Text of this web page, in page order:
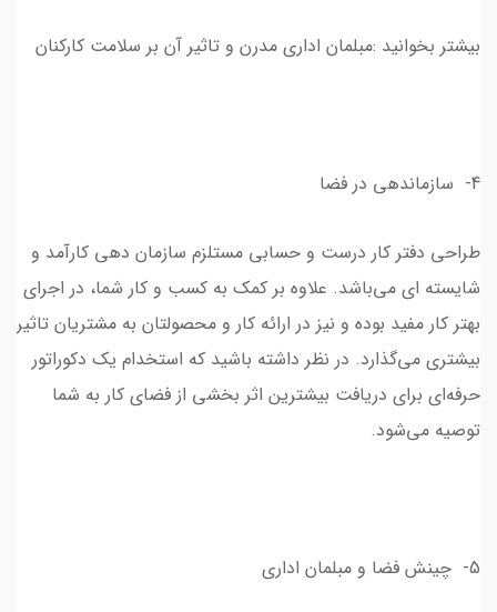
بیشتر بخوانید :مبلمان اداری مدرن و تاثیر آن بر سلامت کارکنان
4- سازماندهی در فضا
طراحی دفتر کار درست و حسابی مستلزم سازمان دهی کارآمد و
شایسته ای می‌باشد. علاوه بر کمک به کسب و کار شما، در اجرای
بهتر کار مفید بوده و نیز در ارائه کار و محصولتان به مشتریان تاثیر
بیشتری می‌گذارد. در نظر داشته باشید که استخدام یک دکوراتور
حرفه‌ای برای دریافت بیشترین اثر بخشی از فضای کار به شما
توصیه می‌شود.
5- چینش فضا و مبلمان اداری